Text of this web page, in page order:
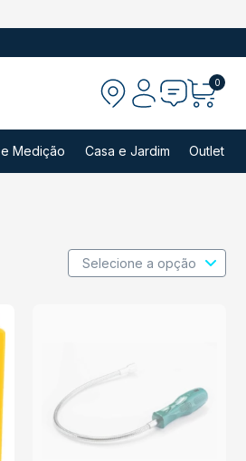
0
Medição Casa e Jardim Outlet